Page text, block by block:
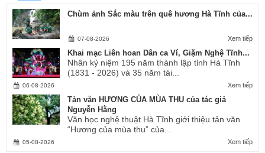
Chùm ảnh Sắc màu trên quê hương Hà Tĩnh của...
Xem tiếp
07-08-2026
Khai mạc Liên hoan Dân ca Ví, Giặm Nghệ Tĩnh...
Nhân kỷ niệm 195 năm thành lập tỉnh Hà Tĩnh
(1831 - 2026) và 35 năm tái...
Xem tiếp
06-08-2026
Tản văn HƯƠNG CỦA MÙA THU của tác giả
Nguyễn Hằng
Văn học nghệ thuật Hà Tĩnh giới thiệu tản văn
“Hương của mùa thu” của...
Xem tiếp
05-08-2026